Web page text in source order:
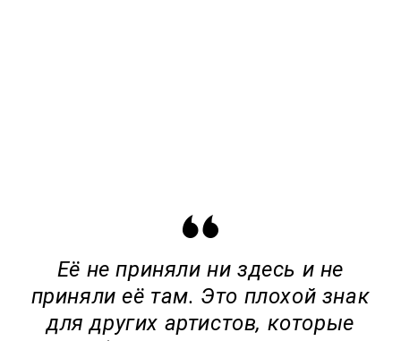
Её не приняли ни здесь и не
приняли её там. Это плохой знак
для других артистов, которые